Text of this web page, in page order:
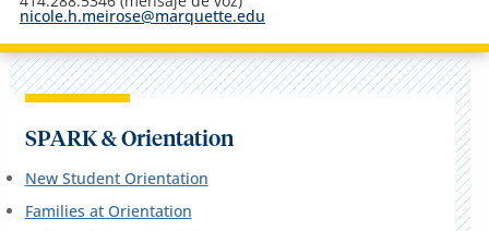
nicole.h.meirose@marquette.edu
SPARK & Orientation
New Student Orientation
Families at Orientation